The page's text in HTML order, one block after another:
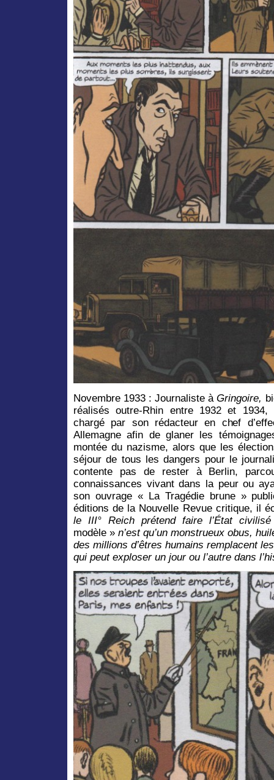
Novembre 1933 : Journaliste àGringoire,
réalisés outre-Rhin entre 1932 et
chargé par son rédacteur en chef
Allemagne afin de glaner les
montée du nazisme, alors que les
séjour de tous les dangers pour le
contente pas de rester à Berlin,
connaissances vivant dans la peur ou
son ouvrage « La Tragédie brune »
éditions de la Nouvelle Revue critique, il
le III° Reich prétend faire l’État
modèle » n’est qu’un monstrueux obus,
des millions d’êtres humains remplacent
qui peut exploser un jour ou l’autre dans